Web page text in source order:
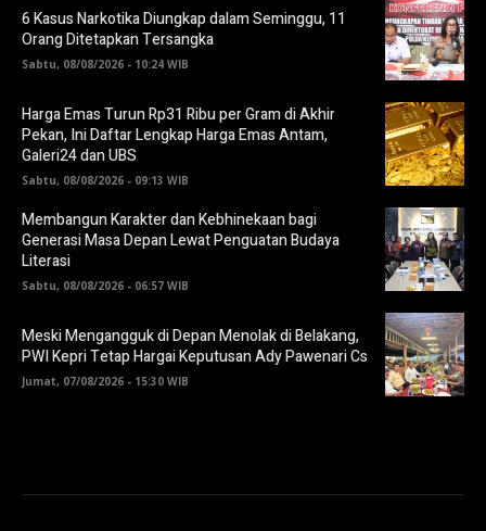
6 Kasus Narkotika Diungkap dalam Seminggu, 11
Orang Ditetapkan Tersangka
Sabtu, 08/08/2026 - 10:24 WIB
Harga Emas Turun Rp31 Ribu per Gram di Akhir
Pekan, Ini Daftar Lengkap Harga Emas Antam,
Galeri24 dan UBS
Sabtu, 08/08/2026 - 09:13 WIB
Membangun Karakter dan Kebhinekaan bagi
Generasi Masa Depan Lewat Penguatan Budaya
Literasi
Sabtu, 08/08/2026 - 06:57 WIB
Meski Mengangguk di Depan Menolak di Belakang,
PWI Kepri Tetap Hargai Keputusan Ady Pawenari Cs
Jumat, 07/08/2026 - 15:30 WIB